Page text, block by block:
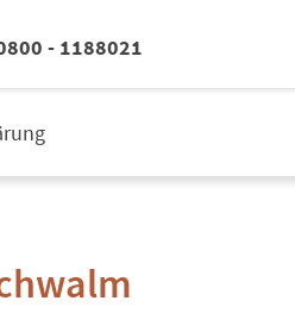
- 1188021